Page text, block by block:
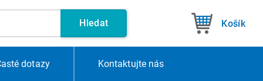
Hledat Košík
dotazy Kontaktujte nás